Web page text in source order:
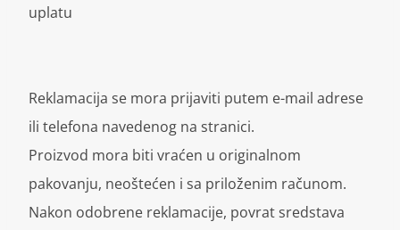
uplatu
Reklamacija se mora prijaviti putem e-mail adrese
ili telefona navedenog na stranici.
Proizvod mora biti vraćen u originalnom
pakovanju, neoštećen i sa priloženim računom.
Nakon odobrene reklamacije, povrat sredstava